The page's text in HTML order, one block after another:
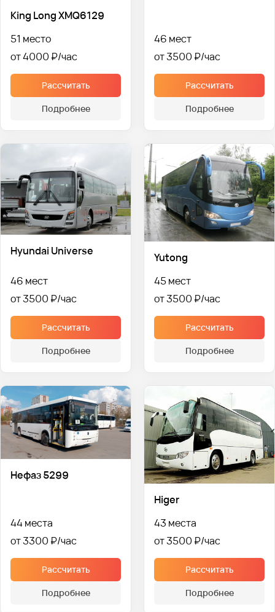
King Long XMQ6129
51 место
от 4000 ₽
Рассчитать
Подробнее
46 мест
от 3500 ₽
Рассчитать
Подробнее
Hyundai Universe
46 мест
от 3500 ₽
Рассчитать
Подробнее
Yutong
45 мест
от 3500 ₽
Рассчитать
Подробнее
Нефаз 5299
44 места
от 3300 ₽
Рассчитать
Подробнее
Higer
43 места
от 3500 ₽
Рассчитать
Подробнее